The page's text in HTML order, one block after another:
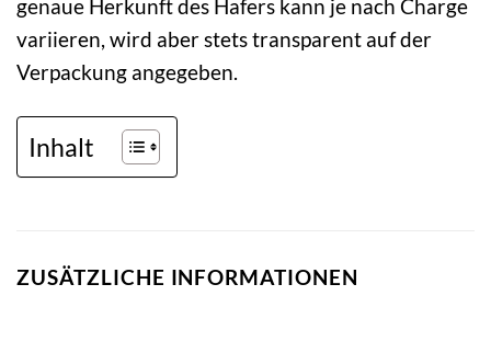
genaue Herkunft des Hafers kann je nach Charge
variieren, wird aber stets transparent auf der
Verpackung angegeben.
Inhalt
ZUSÄTZLICHE INFORMATIONEN